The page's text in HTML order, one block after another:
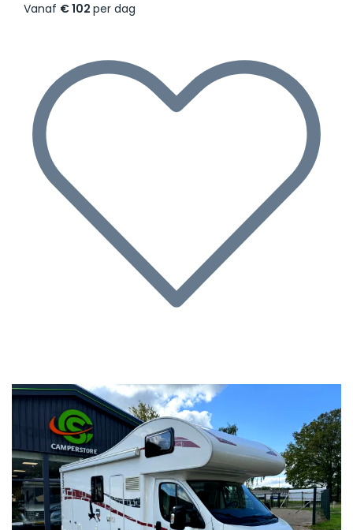
Vanaf € 102 per dag